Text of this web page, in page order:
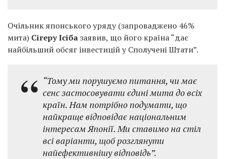
Очільник японського уряду (запроваджено 46%
мита) Сігеру Ісібазаявив, що його країна “дає
найбільший обсяг інвестицій у Сполучені Штати”.
“Тому ми порушуємо питання, чи має
сенс застосовувати єдині мита до всіх
країн. Нам потрібно подумати, що
найкраще відповідає національним
інтересам Японії. Ми ставимо на стіл
всі варіанти, щоб розглянути
найефективнішу відповідь”.